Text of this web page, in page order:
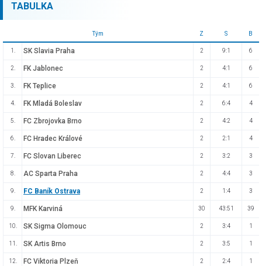
TABULKA
Tým Z S B
1. SK Slavia Praha 2 9:1 6
2. FK Jablonec 2 4:1 6
3. FK Teplice 2 4:1 6
4. FK Mladá Boleslav 2 6:4 4
5. FC Zbrojovka Brno 2 4:2 4
6. FC Hradec Králové 2 2:1 4
7. FC Slovan Liberec 2 3:2 3
8. AC Sparta Praha 2 4:4 3
9. FC Baník Ostrava 2 1:4 3
9. MFK Karviná 30 43:51 39
10. SK Sigma Olomouc 2 3:4 1
11. SK Artis Brno 2 3:5 1
12. FC Viktoria Plzeň 2 2:4 1